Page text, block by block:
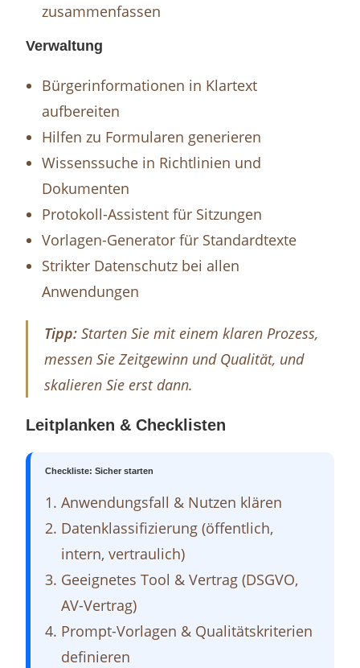
zusammenfassen
Verwaltung
Bürgerinformationen in Klartext
aufbereiten
Hilfen zu Formularen generieren
Wissenssuche in Richtlinien und
Dokumenten
Protokoll-Assistent für Sitzungen
Vorlagen-Generator für Standardtexte
Strikter Datenschutz bei allen
Anwendungen
Tipp: Starten Sie mit einem klaren Prozess,
messen Sie Zeitgewinn und Qualität, und
skalieren Sie erst dann.
Leitplanken & Checklisten
Checkliste: Sicher starten
Anwendungsfall & Nutzen klären
Datenklassifizierung (öffentlich,
intern, vertraulich)
Geeignetes Tool & Vertrag (DSGVO,
AV-Vertrag)
Prompt-Vorlagen & Qualitätskriterien
definieren